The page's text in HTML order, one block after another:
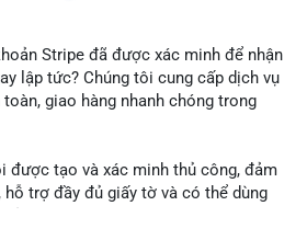
Stripe đã được xác minh để nhận
lập tức? Chúng tôi cung cấp dịch vụ
giao hàng nhanh chóng trong
được tạo và xác minh thủ công, đảm
trợ đầy đủ giấy tờ và có thể dùng